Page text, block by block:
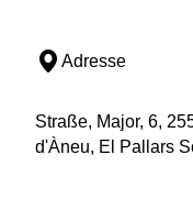
Adresse
Straße, Major, 6,
d'Àneu, El Pallars